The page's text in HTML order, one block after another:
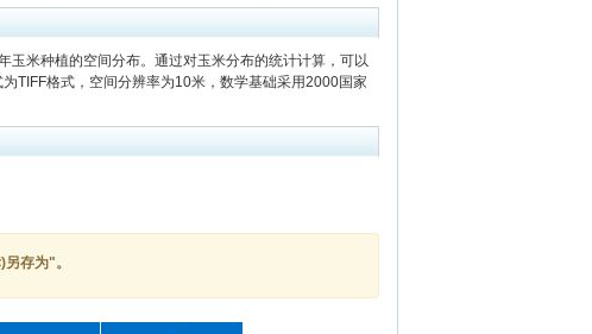
米种植的空间分布。通过对玉米分布的统计计算，可以
TIFF格式，空间分辨率为10米，数学基础采用2000国家
存为"。